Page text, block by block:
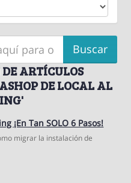
ARTÍCULOS
DE LOCAL AL
¡En Tan SOLO 6 Pasos!
migrar la instalación de